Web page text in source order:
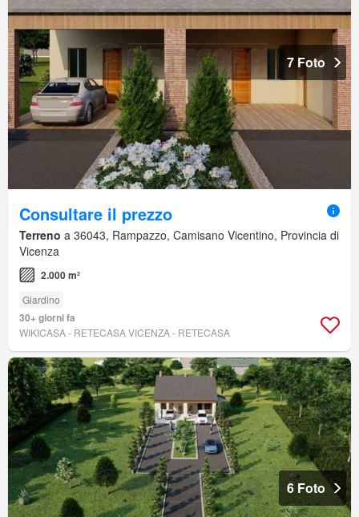
7 Foto
Consultare il prezzo
Terreno a 36043, Rampazzo, Camisano Vicentino, Provincia di
Vicenza
2.000 m²
Giardino
30+ giorni fa
WIKICASA - RETECASA VICENZA - RETECASA
6 Foto